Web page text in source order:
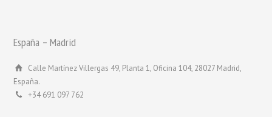
España – Madrid
Calle Martínez Villergas 49, Planta 1, Oficina 104, 28027 Madrid,
España.
+34 691 097 762